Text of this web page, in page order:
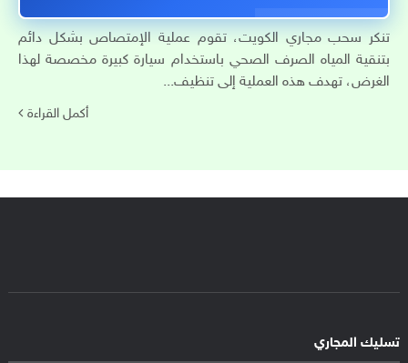
تنكر سحب مجاري الكويت، تقوم عملية الإمتصاص بشكل دائم
بتنقية المياه الصرف الصحي باستخدام سيارة كبيرة مخصصة لهذا
الغرض، تهدف هذه العملية إلى تنظيف...
أكمل القراءة
تسليك المجاري